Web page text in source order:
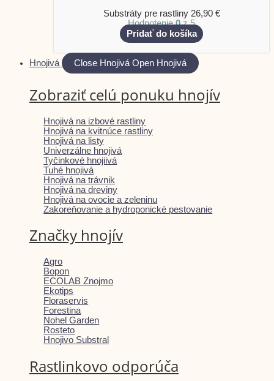
Substráty pre rastliny 26,90 €
Hodnotenie0z 5
Pridať do košíka
Hnojivá Close Hnojivá Open Hnojivá
Zobraziť celú ponuku hnojív
Hnojivá na izbové rastliny
Hnojivá na kvitnúce rastliny
Hnojivá na listy
Univerzálne hnojivá
Tyčinkové hnojiivá
Tuhé hnojivá
Hnojivá na trávnik
Hnojivá na dreviny
Hnojivá na ovocie a zeleninu
Zakoreňovanie a hydroponické pestovanie
Značky hnojív
Agro
Bopon
ECOLAB Znojmo
Ekotips
Floraservis
Forestina
Nohel Garden
Rosteto
Hnojivo Substral
Rastlinkovo odporúča